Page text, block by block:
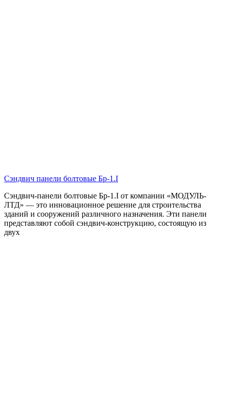
Сэндвич панели болтовые Бр-1.I
Сэндвич-панели болтовые Бр-1.I от компании «МОДУЛЬ-
ЛТД» — это инновационное решение для строительства
зданий и сооружений различного назначения. Эти панели
представляют собой сэндвич-конструкцию, состоящую из
двух